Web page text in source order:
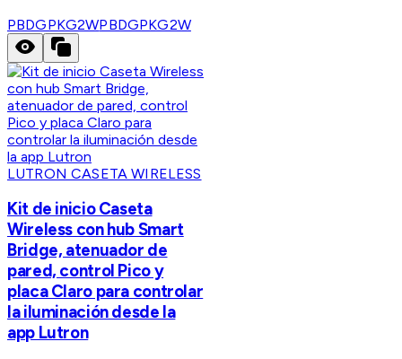
PBDGPKG2WPBDGPKG2W
LUTRON CASETA WIRELESS
Kit de inicio Caseta
Wireless con hub Smart
Bridge, atenuador de
pared, control Pico y
placa Claro para controlar
la iluminación desde la
app Lutron